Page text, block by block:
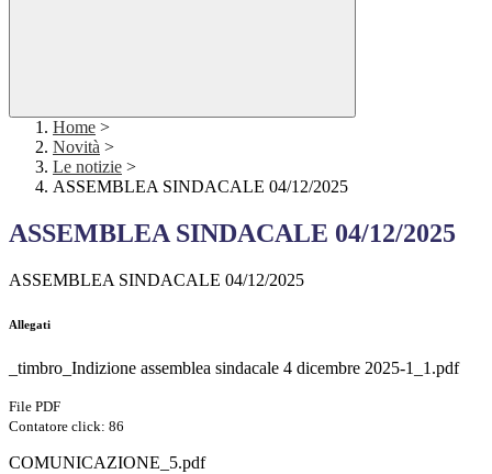
Home >
Novità >
Le notizie >
ASSEMBLEA SINDACALE 04/12/2025
ASSEMBLEA SINDACALE 04/12/2025
ASSEMBLEA SINDACALE 04/12/2025
Allegati
_timbro_Indizione assemblea sindacale 4 dicembre 2025-1_1.pdf
File PDF
Contatore click: 86
COMUNICAZIONE_5.pdf